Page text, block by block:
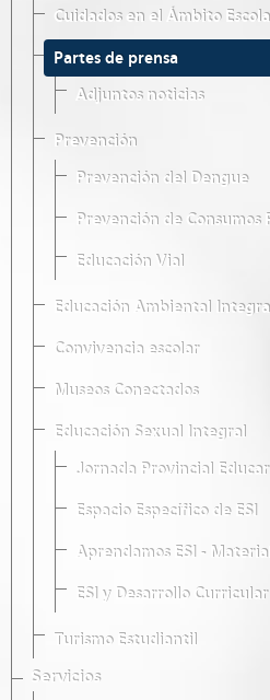
Cuidados en el Ámbito
Partes de prensa
Adjuntos noticias
Prevención
Prevención del Dengue
Prevención de Consumos
Educación Vial
Educación Ambiental Integral
Convivencia escolar
Museos Conectados
Educación Sexual Integral
Jornada Provincial
Espacio Específico de ESI
Aprendamos ESI -
ESI y Desarrollo
Turismo Estudiantil
Servicios